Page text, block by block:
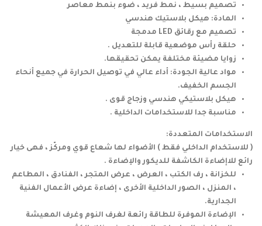
تصميم بسيط ، نمط فريد ، ضوء بنمط معاصر
المادة: هيكل بلاستيك هندسي
تصميم مع رقائق LED مدمجة
حلقة رأس موضعية قابلة للتعديل .
زوايا مضيئة مختلفة يمكن تحقيقها.
مواد عالية الجودة: أداء عالي في توصيل الحرارة في جميع أنحاء
الجسم الخفيف.
هيكل بلاستيكي هندسي وزجاج قوى .
مناسبة جدا للاستخدامات الداخلية .
الاستخدامات المتعددة:
( للاستخدام الداخلي فقط ) الأضواء لها شعاع قوي ومركّز ، فهى خيار
رائع للاإضاءة الكاشفة للديكور والإضاءة .
للخزانة ، رف الكتب ، العرض ، عرض المتجر ، الفنادق ، المطاعم
، المنزل ، الصور الداخلية الأخرى ، إضاءة عرض الأعمال الفنية
الجدارية.
الإضاءة الموفرة للطاقة رائعة لغرف النوم وغرف المعيشة